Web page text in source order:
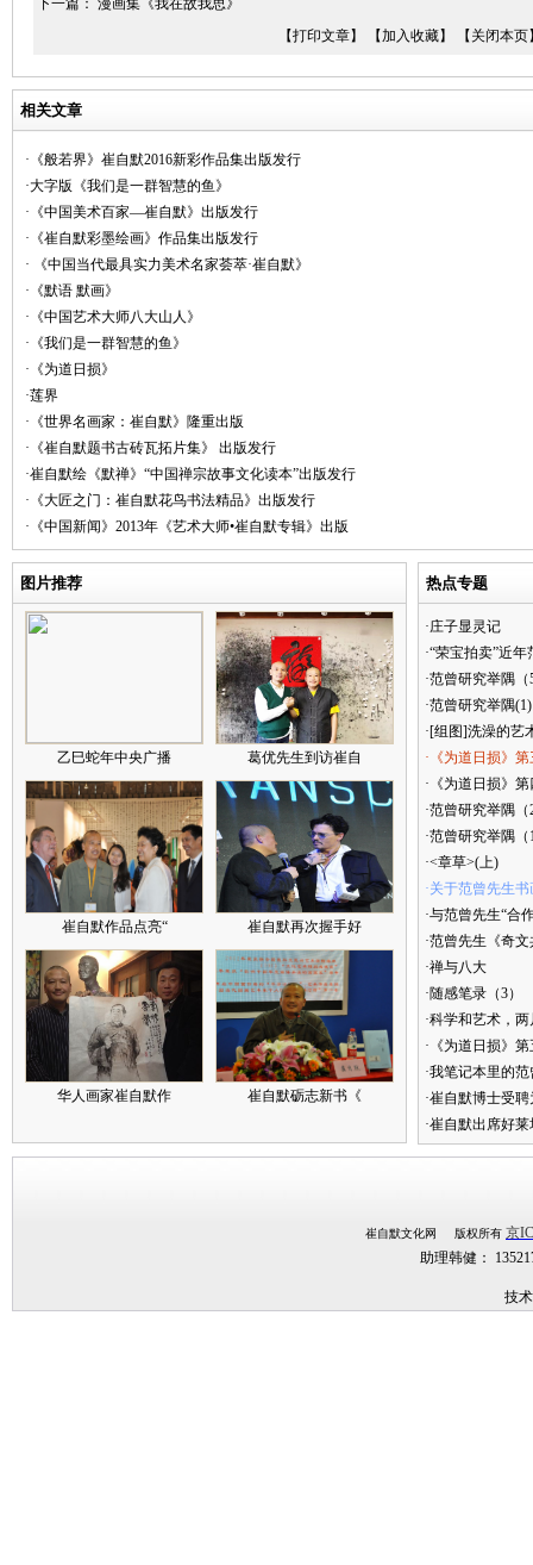
下一篇： 漫画集《我在故我思》
【打印文章】
【加入收藏】 【关闭本页
相关文章
·《般若界》崔自默2016新彩作品集出版发行
·大字版《我们是一群智慧的鱼》
·《中国美术百家—崔自默》出版发行
·《崔自默彩墨绘画》作品集出版发行
· 《中国当代最具实力美术名家荟萃·崔自默》
·《默语 默画》
·《中国艺术大师八大山人》
·《我们是一群智慧的鱼》
·《为道日损》
·莲界
·《世界名画家：崔自默》隆重出版
·《崔自默题书古砖瓦拓片集》 出版发行
·崔自默绘《默禅》“中国禅宗故事文化读本”出版发行
·《大匠之门：崔自默花鸟书法精品》出版发行
·《中国新闻》2013年《艺术大师•崔自默专辑》出版
图片推荐
乙巳蛇年中央广播 葛优先生到访崔自
崔自默作品点亮“ 崔自默再次握手好
华人画家崔自默作 崔自默砺志新书《
热点专题
·庄子显灵记
·“荣宝拍卖”近
·范曾研究举隅（
·范曾研究举隅(1)
·[组图]洗澡的艺
·《为道日损》
·《为道日损》
·范曾研究举隅（
·范曾研究举隅（
·<章草>(上)
·关于范曾先生
·与范曾先生“合
·范曾先生《奇
·禅与八大
·随感笔录（3）
·科学和艺术，
·《为道日损》
·我笔记本里的
·崔自默博士受
·崔自默出席好
崔自默文化网 版权所有 京
助理韩健：
技